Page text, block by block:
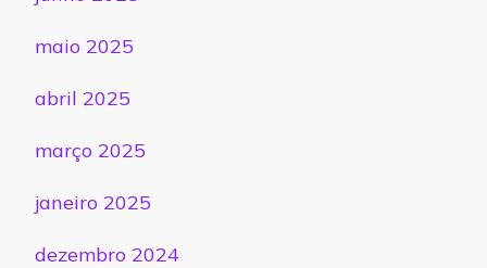
maio 2025
abril 2025
março 2025
janeiro 2025
dezembro 2024